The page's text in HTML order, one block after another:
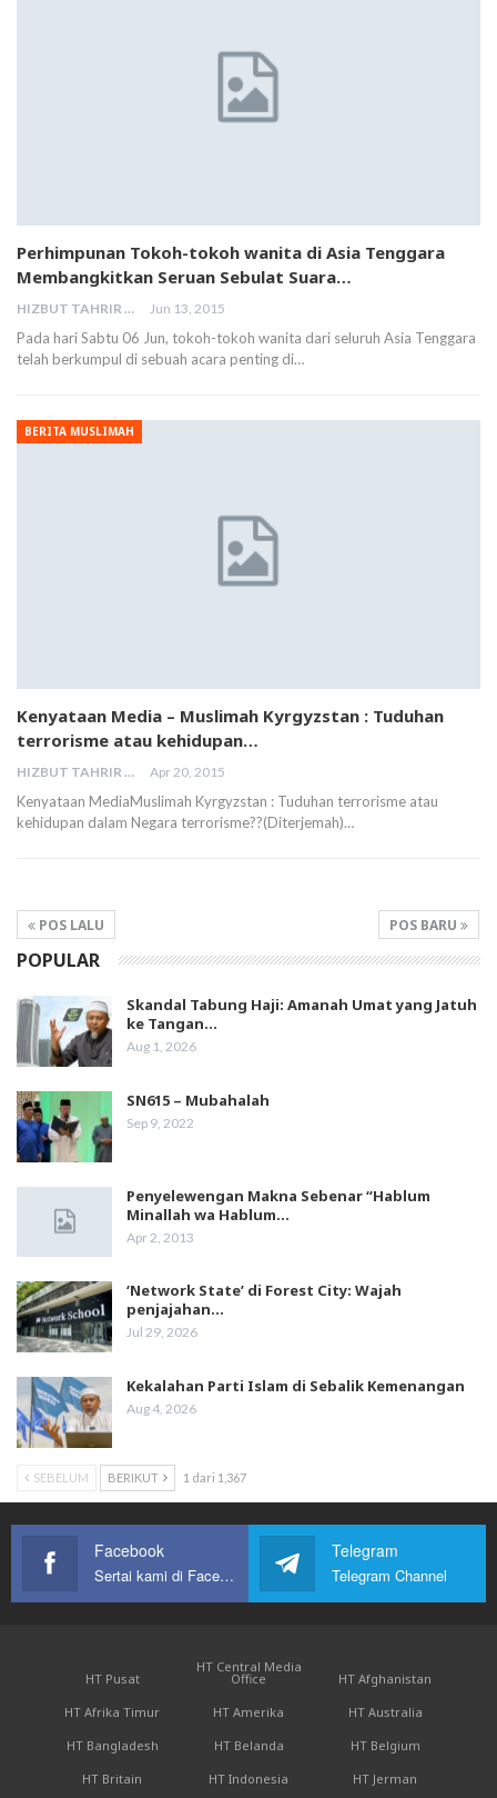
Perhimpunan Tokoh-tokoh wanita di Asia Tenggara
Membangkitkan Seruan Sebulat Suara…
HIZBUT TAHRIR MALAYSIA Jun 13, 2015
Pada hari Sabtu 06 Jun, tokoh-tokoh wanita dari seluruh Asia Tenggara
telah berkumpul di sebuah acara penting di…
BERITA MUSLIMAH
Kenyataan Media – Muslimah Kyrgyzstan : Tuduhan
terrorisme atau kehidupan…
HIZBUT TAHRIR MALAYSIA Apr 20, 2015
Kenyataan MediaMuslimah Kyrgyzstan : Tuduhan terrorisme atau
kehidupan dalam Negara terrorisme??(Diterjemah)…
POS LALU POS BARU
POPULAR
Skandal Tabung Haji: Amanah Umat yang Jatuh
ke Tangan…
Aug 1, 2026
SN615 – Mubahalah
Sep 9, 2022
Penyelewengan Makna Sebenar “Hablum
Minallah wa Hablum…
Apr 2, 2013
‘Network State’ di Forest City: Wajah
penjajahan…
Jul 29, 2026
Kekalahan Parti Islam di Sebalik Kemenangan
Aug 4, 2026
SEBELUM BERIKUT 1 dari 1,367
Facebook
Sertai kami di Facebook
Telegram
Telegram Channel
HT Pusat
HT Central Media
Office
HT Afghanistan
HT Afrika Timur
HT Amerika
HT Australia
HT Bangladesh
HT Belanda
HT Belgium
HT Britain
HT Indonesia HT Jerman